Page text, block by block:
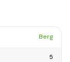
Berg
5